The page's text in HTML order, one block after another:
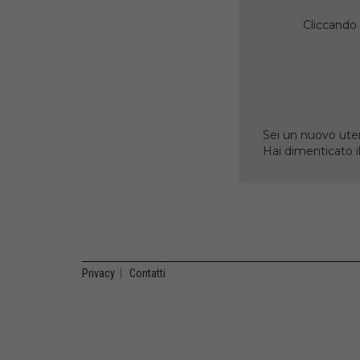
Sei un nuovo
Hai dimenticato
Privacy Contatti